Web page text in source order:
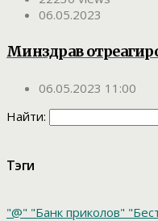
06.05.2023
Минздрав
06.05.2023 11:00
Найти:
Тэги
"@" "Банк приколов"